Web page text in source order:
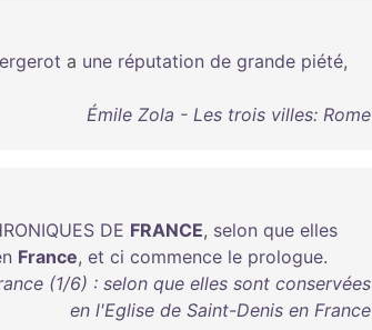
a une réputation de grande piété,
Émile Zola - Les trois villes: Rome
DE FRANCE, selon que elles
France, et ci commence le prologue.
(1/6) : selon que elles sont conservées
en l'Eglise de Saint-Denis en France